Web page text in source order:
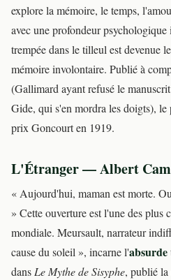
explore la mémoire, le temps,
avec une profondeur
trempée dans le tilleul est devenue
mémoire involontaire. Publié à
(Gallimard ayant refusé le
Gide, qui s'en mordra les doigts),
prix Goncourt en 1919.
L'Étranger — Albert
« Aujourd'hui, maman est morte.
» Cette ouverture est l'une des plus
mondiale. Meursault, narrateur
cause du soleil », incarne l'absurde
dansLe Mythe de Sisyphe, publié la